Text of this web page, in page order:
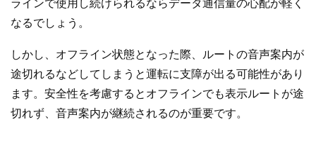
ラインで使用し続けられるならデータ通信量の心配が軽く
なるでしょう。
しかし、オフライン状態となった際、ルートの音声案内が
途切れるなどしてしまうと運転に支障が出る可能性があり
ます。安全性を考慮するとオフラインでも表示ルートが途
切れず、音声案内が継続されるのが重要です。